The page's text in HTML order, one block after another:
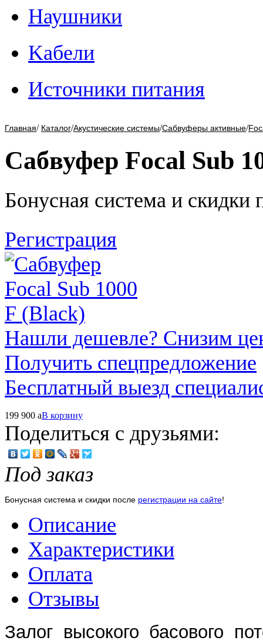
Наушники
Kабели
Источники питания
Главная/ Каталог/Акустические системы/Сабвуферы активные/
Сабвуфер Focal Sub
Бонусная система и скидки
Регистрация
Нашли дешевле? Снизим
Получить спецпредложение
Бесплатный выезд
199 900 aВ корзину
Поделиться с друзьями:
Под заказ
Бонусная система и скидки после регистрации на сайте!
Описание
Характеристики
Оплата
Отзывы
Залог высокого басового